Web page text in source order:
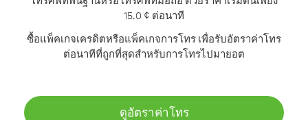
15.0 ¢ ต่อนาที
ซื้อแพ็คเกจเครดิตหรือแพ็คเกจการโทร เพื่อรับอัตราค่าโทร
ต่อนาทีที่ถูกที่สุดสำหรับการโทรไปมายอต
ดูอัตราค่าโทร